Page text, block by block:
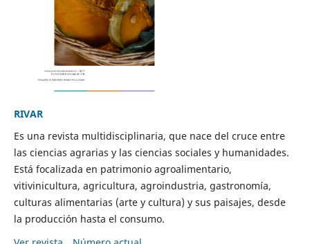
RIVAR
Es una revista multidisciplinaria, que nace del cruce entre
las ciencias agrarias y las ciencias sociales y humanidades.
Está focalizada en patrimonio agroalimentario,
vitivinicultura, agricultura, agroindustria, gastronomía,
culturas alimentarias (arte y cultura) y sus paisajes, desde
la producción hasta el consumo.